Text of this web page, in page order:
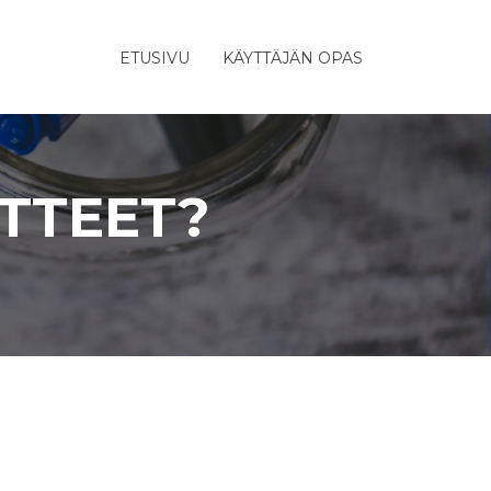
ETUSIVU KÄYTTÄJÄN OPAS